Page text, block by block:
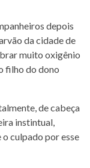
depois
da cidade de
muito oxigênio
filho do dono
de cabeça
instintual,
o culpado por esse